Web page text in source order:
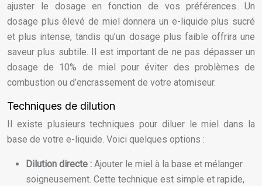
ajuster le dosage en fonction de vos préférences. Un
dosage plus élevé de miel donnera un e-liquide plus sucré
et plus intense, tandis qu’un dosage plus faible offrira une
saveur plus subtile. Il est important de ne pas dépasser un
dosage de 10% de miel pour éviter des problèmes de
combustion ou d’encrassement de votre atomiseur.
Techniques de dilution
Il existe plusieurs techniques pour diluer le miel dans la
base de votre e-liquide. Voici quelques options :
Dilution directe : Ajouter le miel à la base et mélanger
soigneusement. Cette technique est simple et rapide,